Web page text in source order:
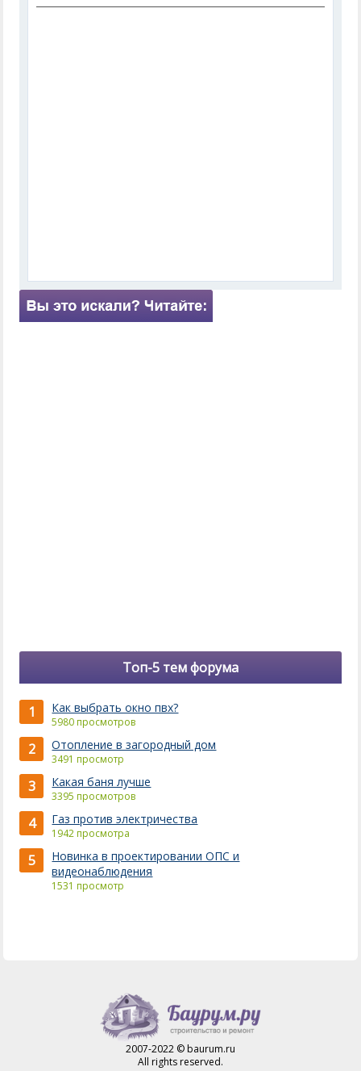
Топ-5 тем форума
1 Как выбрать окно пвх?
5980 просмотров
2 Отопление в загородный дом
3491 просмотр
3 Какая баня лучше
3395 просмотров
4 Газ против электричества
1942 просмотра
5
Новинка в проектировании ОПС и
видеонаблюдения
1531 просмотр
2007-2022 © baurum.ru
All rights reserved.